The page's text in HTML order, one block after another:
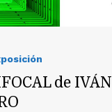
de IVÁN